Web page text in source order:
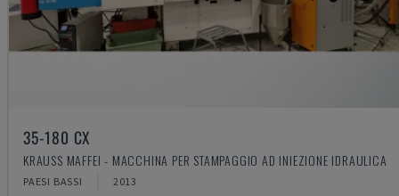
35-180 CX
KRAUSS MAFFEI - MACCHINA PER STAMPAGGIO AD INIEZIONE IDRAULICA
PAESI BASSI 2013